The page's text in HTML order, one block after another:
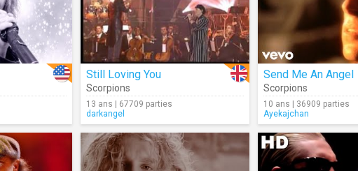
Still Loving You
Scorpions
13 ans | 67709 parties
darkangel
Send Me An Angel
Scorpions
10 ans | 36909 parties
Ayekajchan